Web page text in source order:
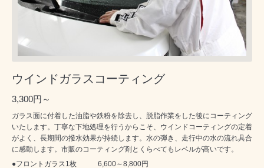
ウインドガラスコーティング
3,300円～
ガラス面に付着した油脂や鉄粉を除去し、脱脂作業をした後にコーティング
いたします。丁寧な下地処理を行うからこそ、ウインドコーティングの定着
がよく、長期間の撥水効果が持続します。水の弾き、走行中の水の流れ具合
に感動します。市販のコーティング剤とくらべてもレベルが高いです。
●フロントガラス1枚 6,600～8,800円